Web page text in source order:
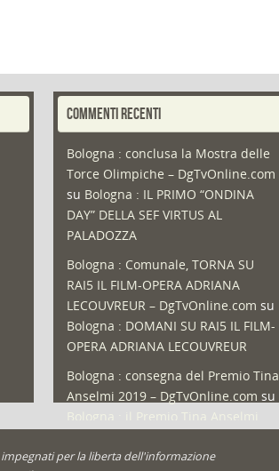
COMMENTI RECENTI
Bologna : conclusa la Mostra delle
Torce Olimpiche – DgTvOnline.com
su Bologna : IL PRIMO “ONDINA
DAY” DELLA SEF VIRTUS AL
PALADOZZA
Bologna : Comunale, TORNA SU
RAI5 IL FILM-OPERA ADRIANA
LECOUVREUR – DgTvOnline.com su
Bologna : DOMANI SU RAI5 IL FILM-
OPERA ADRIANA LECOUVREUR
Bologna : consegna del Premio Tina
Anselmi 2019 – DgTvOnline.com su
per la liberta dell'informazione